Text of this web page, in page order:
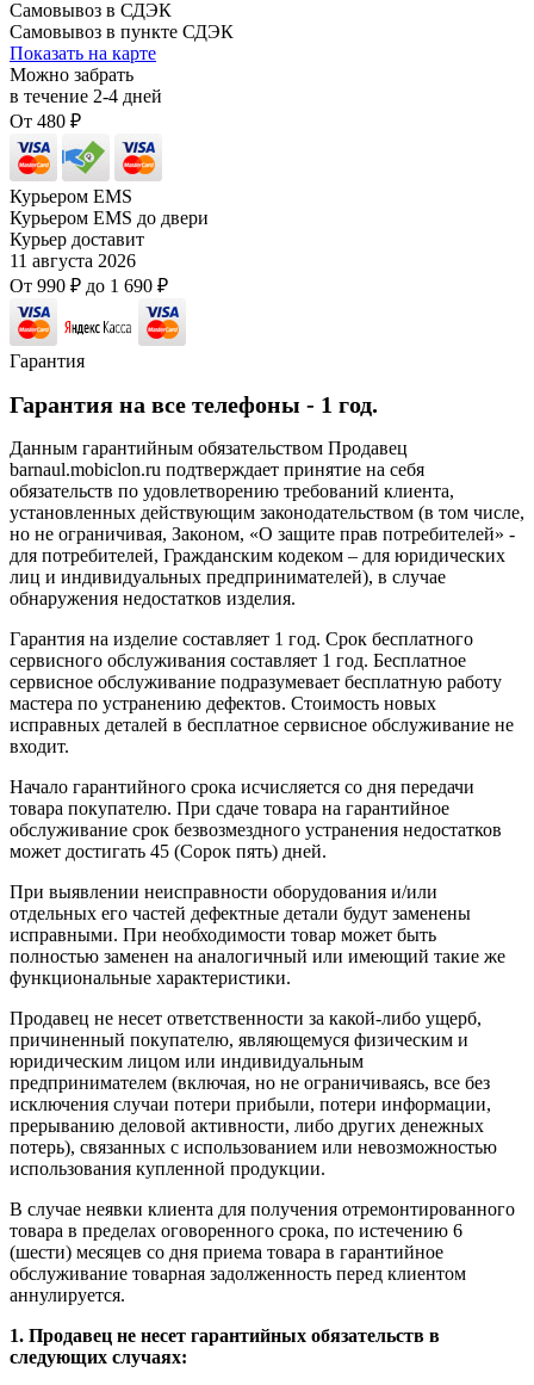
Самовывоз в СДЭК
Самовывоз в пункте СДЭК
Показать на карте
Можно забрать
в течение 2-4 дней
От 480 ₽
Курьером EMS
Курьером EMS до двери
Курьер доставит
11 августа 2026
От 990 ₽ до 1 690 ₽
Гарантия
Гарантия на все телефоны - 1 год.
Данным гарантийным обязательством Продавец
barnaul.mobiclon.ru подтверждает принятие на себя
обязательств по удовлетворению требований клиента,
установленных действующим законодательством (в том числе,
но не ограничивая, Законом, «О защите прав потребителей» -
для потребителей, Гражданским кодеком – для юридических
лиц и индивидуальных предпринимателей), в случае
обнаружения недостатков изделия.
Гарантия на изделие составляет 1 год. Срок бесплатного
сервисного обслуживания составляет 1 год. Бесплатное
сервисное обслуживание подразумевает бесплатную работу
мастера по устранению дефектов. Стоимость новых
исправных деталей в бесплатное сервисное обслуживание не
входит.
Начало гарантийного срока исчисляется со дня передачи
товара покупателю. При сдаче товара на гарантийное
обслуживание срок безвозмездного устранения недостатков
может достигать 45 (Сорок пять) дней.
При выявлении неисправности оборудования и/или
отдельных его частей дефектные детали будут заменены
исправными. При необходимости товар может быть
полностью заменен на аналогичный или имеющий такие же
функциональные характеристики.
Продавец не несет ответственности за какой-либо ущерб,
причиненный покупателю, являющемуся физическим и
юридическим лицом или индивидуальным
предпринимателем (включая, но не ограничиваясь, все без
исключения случаи потери прибыли, потери информации,
прерыванию деловой активности, либо других денежных
потерь), связанных с использованием или невозможностью
использования купленной продукции.
В случае неявки клиента для получения отремонтированного
товара в пределах оговоренного срока, по истечению 6
(шести) месяцев со дня приема товара в гарантийное
обслуживание товарная задолженность перед клиентом
аннулируется.
1. Продавец не несет гарантийных обязательств в
следующих случаях: